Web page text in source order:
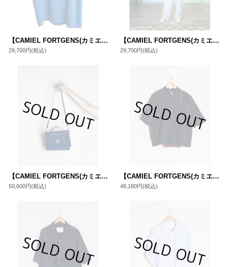
【CAMIEL FORTGENS(カミエルフォートヘンス)】BIG TEE SS(CF.15.01.05.01)/ BLUE
29,700円(税込)
【CAMIEL FORTGENS(カミエルフォートヘンス)】BIG TEE SS(CF.15.01.05.01)/ NAVY
29,700円(税込)
【CAMIEL FORTGENS(カミエルフォートヘンス)】CROOCKED BAG S(CF.15.11.02.03)/ BLUE
50,600円(税込)
【CAMIEL FORTGENS(カミエルフォートヘンス)】RELIEF SHIRT(CF.15.03.03.01)/ NAVY/BROWN
48,180円(税込)